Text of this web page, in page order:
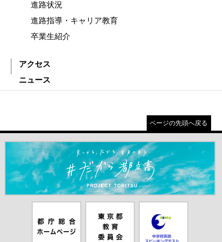
進路状況
進路指導・キャリア教育
卒業生紹介
アクセス
ニュース
ページの先頭へ戻る
＃だから都立高（別ウインドウが開きます）
ムページ（別
ウインドウが
員会（別ウイ
ンドウが開き
ピーキングテ
スト（別ウイ